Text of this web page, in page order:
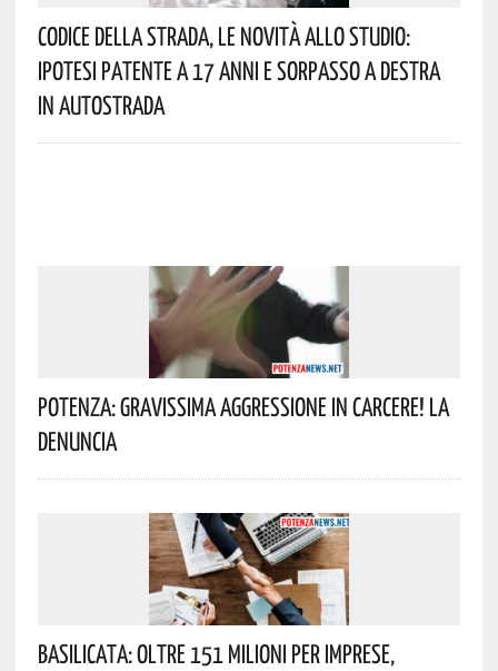
Codice Della Strada, Le Novità Allo Studio:
Ipotesi Patente A 17 Anni E Sorpasso A Destra
In Autostrada
Potenza: Gravissima Aggressione In Carcere! La
Denuncia
Basilicata: Oltre 151 Milioni Per Imprese,